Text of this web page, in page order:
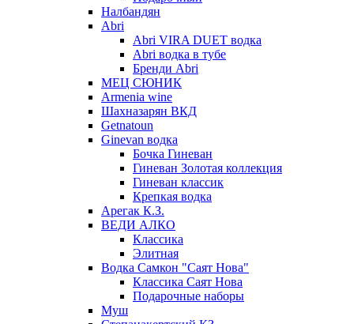
Налбандян
Abri
Abri VIRA DUET водка
Abri водка в тубе
Бренди Abri
МЕЦ СЮНИК
Armenia wine
Шахназарян ВКД
Getnatoun
Ginevan водка
Бочка Гиневан
Гиневан Золотая коллекция
Гиневан классик
Крепкая водка
Арегак К.З.
ВЕДИ АЛКО
Классика
Элитная
Водка Самкон "Саят Нова"
Классика Саят Нова
Подарочные наборы
Муш